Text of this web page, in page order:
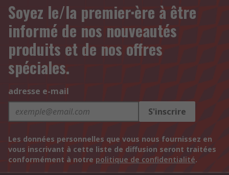
Soyez le/la premier·ère à être
informé de nos nouveautés
produits et de nos offres
spéciales.
adresse e-mail
S'inscrire
Les données personnelles que vous nous fournissez en
vous inscrivant à cette liste de diffusion seront traitées
conformément à notre politique de confidentialité.